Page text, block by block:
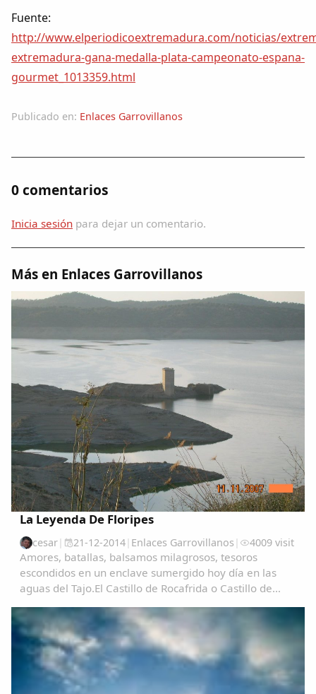
Fuente:
http://www.elperiodicoextremadura.com/noticias/
extremadura-gana-medalla-plata-campeonato-espana-
gourmet_1013359.html
Publicado en: Enlaces Garrovillanos
0 comentarios
Inicia sesión para dejar un comentario.
Más en Enlaces Garrovillanos
La Leyenda De Floripes
cesar| 21-12-2014| Enlaces Garrovillanos | 4009 visit
Amores, batallas, balsamos milagrosos, tesoros
escondidos en un enclave sumergido hoy día en las
aguas del Tajo.El Castillo de Rocafrida o Castillo de
Floripes es una fortaleza, de estilo gótico, construida
sobre los restos de otra romana anterior...